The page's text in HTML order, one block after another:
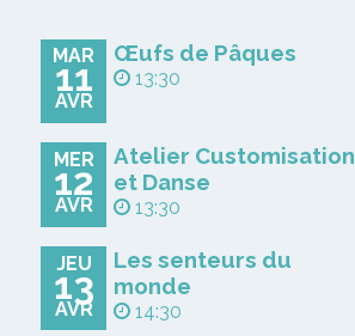
MAR
11
AVR
Œufs de Pâques
13:30
MER
12
AVR
Atelier Customisation
et Danse
13:30
JEU
13
AVR
Les senteurs du
monde
14:30